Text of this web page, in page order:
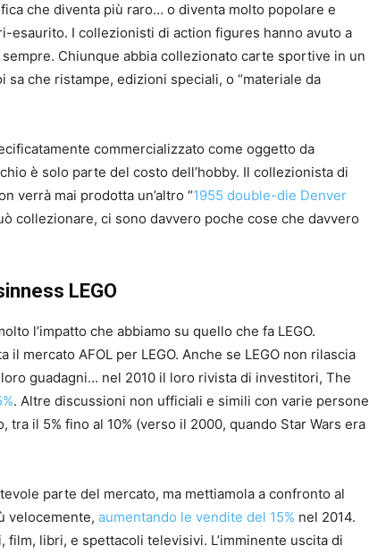
che diventa più raro… o diventa molto popolare e
esaurito. I collezionisti di action figures hanno avuto a
Chiunque abbia collezionato carte sportive in un
sa che ristampe, edizioni speciali, o “materiale da
commercializzato come oggetto da
è solo parte del costo dell’hobby. Il collezionista di
verrà mai prodotta un’altro “1955 double-die Denver
collezionare, ci sono davvero poche cose che davvero
LEGO
l’impatto che abbiamo su quello che fa LEGO.
mercato AFOL per LEGO. Anche se LEGO non rilascia
guadagni… nel 2010 il loro rivista di investitori, The
. Altre discussioni non ufficiali e simili con varie persone
tra il 5% fino al 10% (verso il 2000, quando Star Wars era
parte del mercato, ma mettiamola a confronto al
velocemente, aumentando le vendite del 15% nel 2014.
film, libri, e spettacoli televisivi. L’imminente uscita di